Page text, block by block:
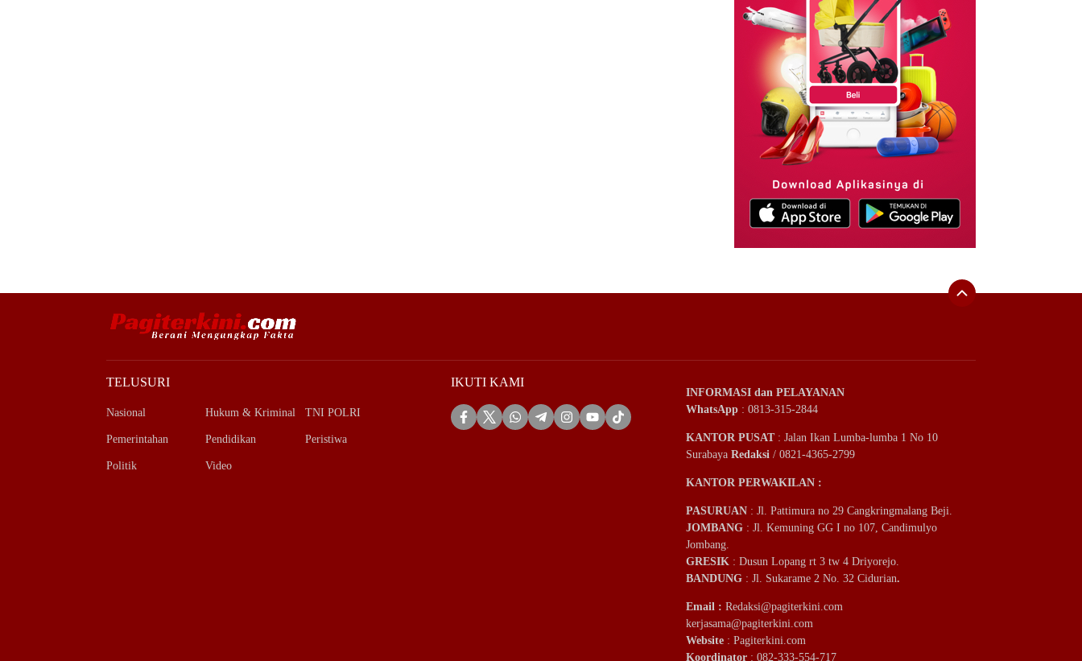
TELUSURI
Nasional Hukum & Kriminal TNI POLRI
Pemerintahan Pendidikan Peristiwa
Politik Video
IKUTI KAMI
INFORMASI dan PELAYANAN
WhatsApp : 0813-315-2844
KANTOR PUSAT: Jalan Ikan Lumba-lumba 1 No 10
Surabaya Redaksi / 0821-4365-2799
KANTOR PERWAKILAN :
PASURUAN : Jl. Pattimura no 29 Cangkringmalang Beji.
JOMBANG : Jl. Kemuning GG I no 107, Candimulyo
Jombang.
GRESIK : Dusun Lopang rt 3 tw 4 Driyorejo.
BANDUNG : Jl. Sukarame 2 No. 32 Cidurian.
Email : Redaksi@pagiterkini.com
kerjasama@pagiterkini.com
Website : Pagiterkini.com
Koordinator : 082-333-554-717